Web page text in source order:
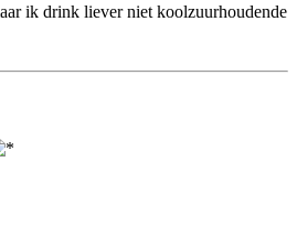
ik drink liever niet koolzuurhoudende